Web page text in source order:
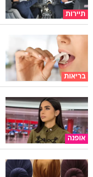
תיירות
בריאות
אופנה